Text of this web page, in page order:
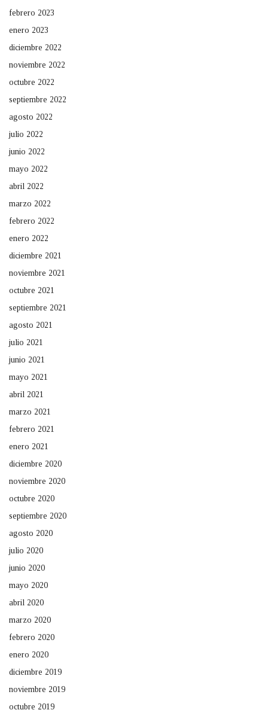
febrero 2023
enero 2023
diciembre 2022
noviembre 2022
octubre 2022
septiembre 2022
agosto 2022
julio 2022
junio 2022
mayo 2022
abril 2022
marzo 2022
febrero 2022
enero 2022
diciembre 2021
noviembre 2021
octubre 2021
septiembre 2021
agosto 2021
julio 2021
junio 2021
mayo 2021
abril 2021
marzo 2021
febrero 2021
enero 2021
diciembre 2020
noviembre 2020
octubre 2020
septiembre 2020
agosto 2020
julio 2020
junio 2020
mayo 2020
abril 2020
marzo 2020
febrero 2020
enero 2020
diciembre 2019
noviembre 2019
octubre 2019